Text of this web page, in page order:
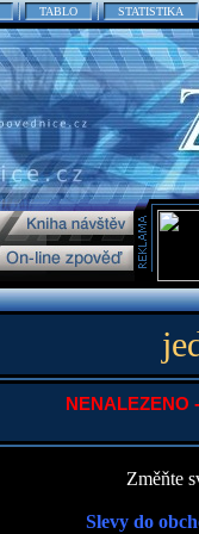
TABLO STATISTIKA
NENALEZENO
Změňte
Slevy do